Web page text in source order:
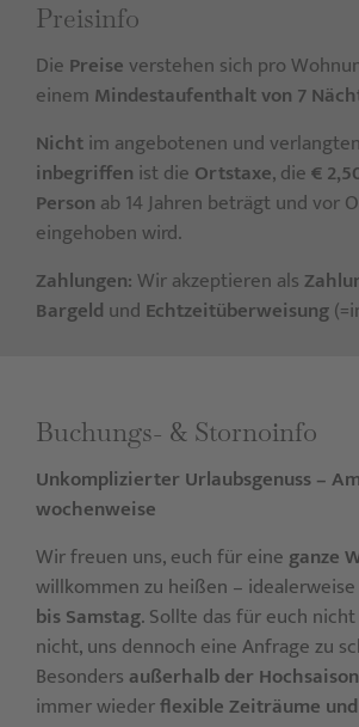
Preis­info
Die Preiseverstehen sich pro
einem Mindestaufenthalt von 7
Nichtim angebotenen und verlangten
inbegriffen ist die Ortstaxe, die€
Person ab 14 Jahren beträgt und vor
eingehoben wird.
Zahlungen:Wir akzeptieren als
Bargeld und Echtzeitüberweisung
Buchungs- & Storno­info
Unkomplizierter Urlaubsgenuss –
wochenweise
Wir freuen uns, euch für eineganze
willkommen zu heißen –
bis Samstag. Sollte das für euch
nicht, uns dennoch eine Anfrage zu
Besonders außerhalb der Hochsaison
immer wiederflexible Zeiträume und